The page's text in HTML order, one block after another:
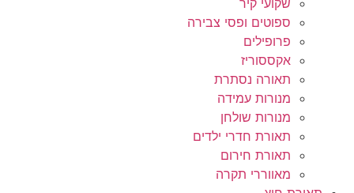
שקועי קיר
ספוטים ופסי צבירה
פרופילים
אקססוריז
תאורה נסתרת
מנורות עמידה
מנורות שולחן
תאורת חדרי ילדים
תאורת חירום
מאווררי תקרה